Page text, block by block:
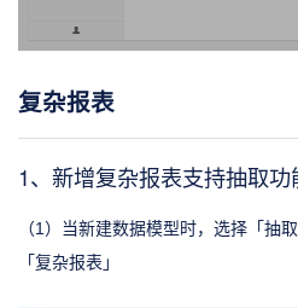
复杂报表
1、新增复杂报表支持抽取功
（1）当新建数据模型时，选择「抽
「复杂报表」